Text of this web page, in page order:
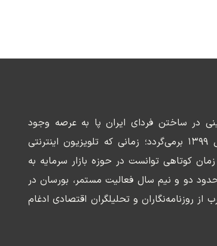
در ساختن فردای ایران پا به عرصه وجود
می‌گذارد. سابقه این رسانه تصویری به سال ۱۳۹۹ برمی‌گردد؛ زمانی که تلویزیون اینترنتی
کوتاهی توانست در حوزه بازار سرمایه به
دو و نیم سال فعالیت مستمر، بورسان در
مجرب از روزنامه‌نگاران و تحلیلگران اقتصادی ادغام